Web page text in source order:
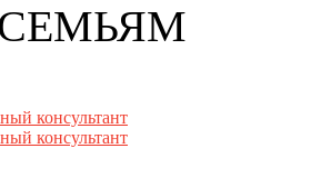
консультант
консультант